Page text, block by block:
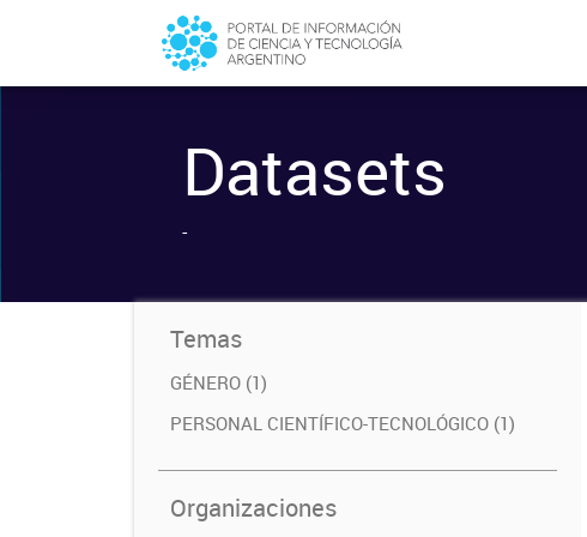
Datasets
-
Temas
GÉNERO (1)
PERSONAL CIENTÍFICO-TECNOLÓGICO (1)
Organizaciones